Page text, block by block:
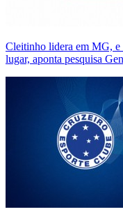
Cleitinho lidera em MG, e
lugar, aponta pesquisa